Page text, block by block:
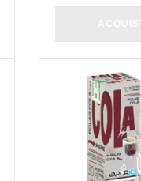
NON DISPONIBILE